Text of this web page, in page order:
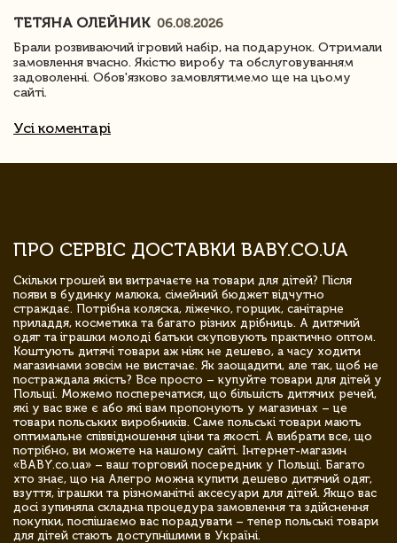
ТЕТЯНА ОЛЕЙНИК 06.08.2026
Брали розвиваючий ігровий набір, на подарунок. Отримали
замовлення вчасно. Якістю виробу та обслуговуванням
задоволенні. Обов'язково замовлятимемо ще на цьому
сайті.
Усі коментарі
ПРО СЕРВІС ДОСТАВКИ BABY.CO.UA
Скільки грошей ви витрачаєте на товари для дітей? Після
появи в будинку малюка, сімейний бюджет відчутно
страждає. Потрібна коляска, ліжечко, горщик, санітарне
приладдя, косметика та багато різних дрібниць. А дитячий
одяг та іграшки молоді батьки скуповують практично оптом.
Коштують дитячі товари аж ніяк не дешево, а часу ходити
магазинами зовсім не вистачає. Як заощадити, але так, щоб не
постраждала якість? Все просто – купуйте товари для дітей у
Польщі. Можемо посперечатися, що більшість дитячих речей,
які у вас вже є або які вам пропонують у магазинах – це
товари польських виробників. Саме польські товари мають
оптимальне співвідношення ціни та якості. А вибрати все, що
потрібно, ви можете на нашому сайті. Інтернет-магазин
«BABY.co.ua» – ваш торговий посередник у Польщі. Багато
хто знає, що на Алегро можна купити дешево дитячий одяг,
взуття, іграшки та різноманітні аксесуари для дітей. Якщо вас
досі зупиняла складна процедура замовлення та здійснення
покупки, поспішаємо вас порадувати – тепер польські товари
для дітей стають доступнішими в Україні.